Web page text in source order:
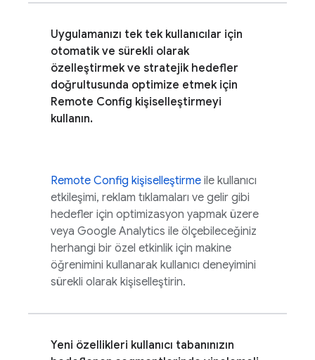
Uygulamanızı tek tek kullanıcılar için
otomatik ve sürekli olarak
özelleştirmek ve stratejik hedefler
doğrultusunda optimize etmek için
Remote Config kişiselleştirmeyi
kullanın.
Remote Config kişiselleştirme ile kullanıcı
etkileşimi, reklam tıklamaları ve gelir gibi
hedefler için optimizasyon yapmak üzere
veya Google Analytics ile ölçebileceğiniz
herhangi bir özel etkinlik için makine
öğrenimini kullanarak kullanıcı deneyimini
sürekli olarak kişiselleştirin.
Yeni özellikleri kullanıcı tabanınızın